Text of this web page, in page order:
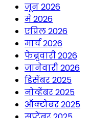
जून 2026
मे 2026
एप्रिल 2026
मार्च 2026
फेब्रुवारी 2026
जानेवारी 2026
डिसेंबर 2025
नोव्हेंबर 2025
ऑक्टोबर 2025